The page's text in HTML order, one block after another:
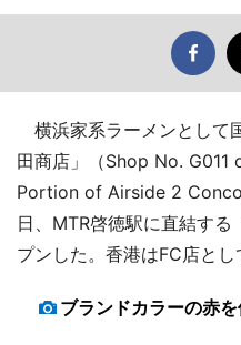
横浜家系ラーメンとして
田商店」（Shop No.
Portion of Airside 2
日、MTR啓徳駅に直結する
プンした。香港はFC店とし
ブランドカラーの赤